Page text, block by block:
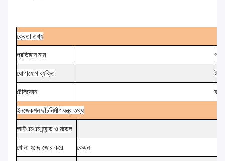
ক্রেতাতথ্য
প্রতিষ্ঠাননাম
যোগাযোগব্যক্তি ই-
টেলিফোন
ইনজেকশনছাঁচনির্মাণযন্ত্রতথ্য
আইএমএমব্র্যান্ড ও মডেল
খোলা হচ্ছেজোর করে কেএন